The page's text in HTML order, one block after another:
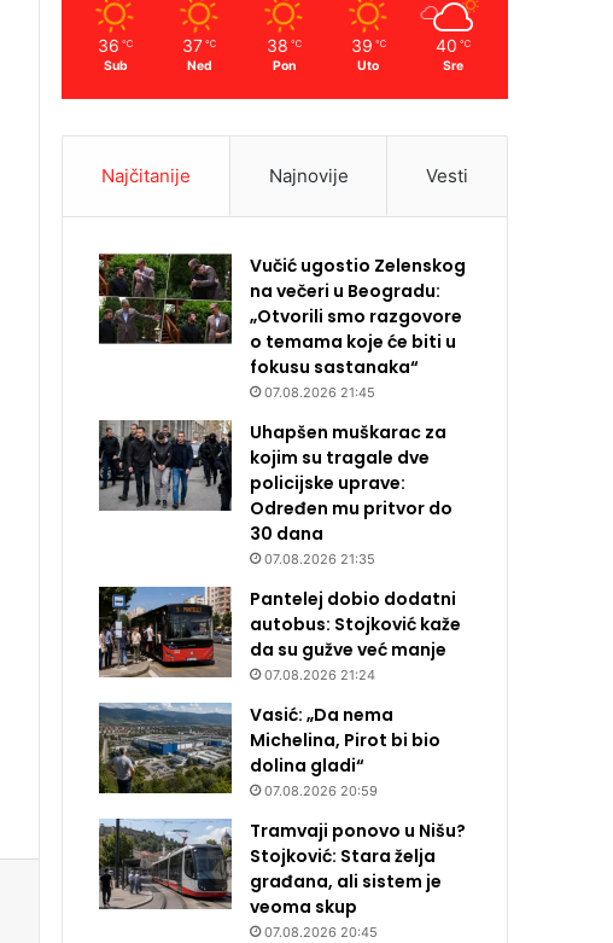
36 ℃
Sub
37 ℃
Ned
38 ℃
Pon
39 ℃
Uto
40 ℃
Sre
Najčitanije Najnovije Vesti
Vučić ugostio Zelenskog
na večeri u Beogradu:
„Otvorili smo razgovore
o temama koje će biti u
fokusu sastanaka“
07.08.2026 21:45
Uhapšen muškarac za
kojim su tragale dve
policijske uprave:
Određen mu pritvor do
30 dana
07.08.2026 21:35
Pantelej dobio dodatni
autobus: Stojković kaže
da su gužve već manje
07.08.2026 21:24
Vasić: „Da nema
Michelina, Pirot bi bio
dolina gladi“
07.08.2026 20:59
Tramvaji ponovo u Nišu?
Stojković: Stara želja
građana, ali sistem je
veoma skup
07.08.2026 20:45